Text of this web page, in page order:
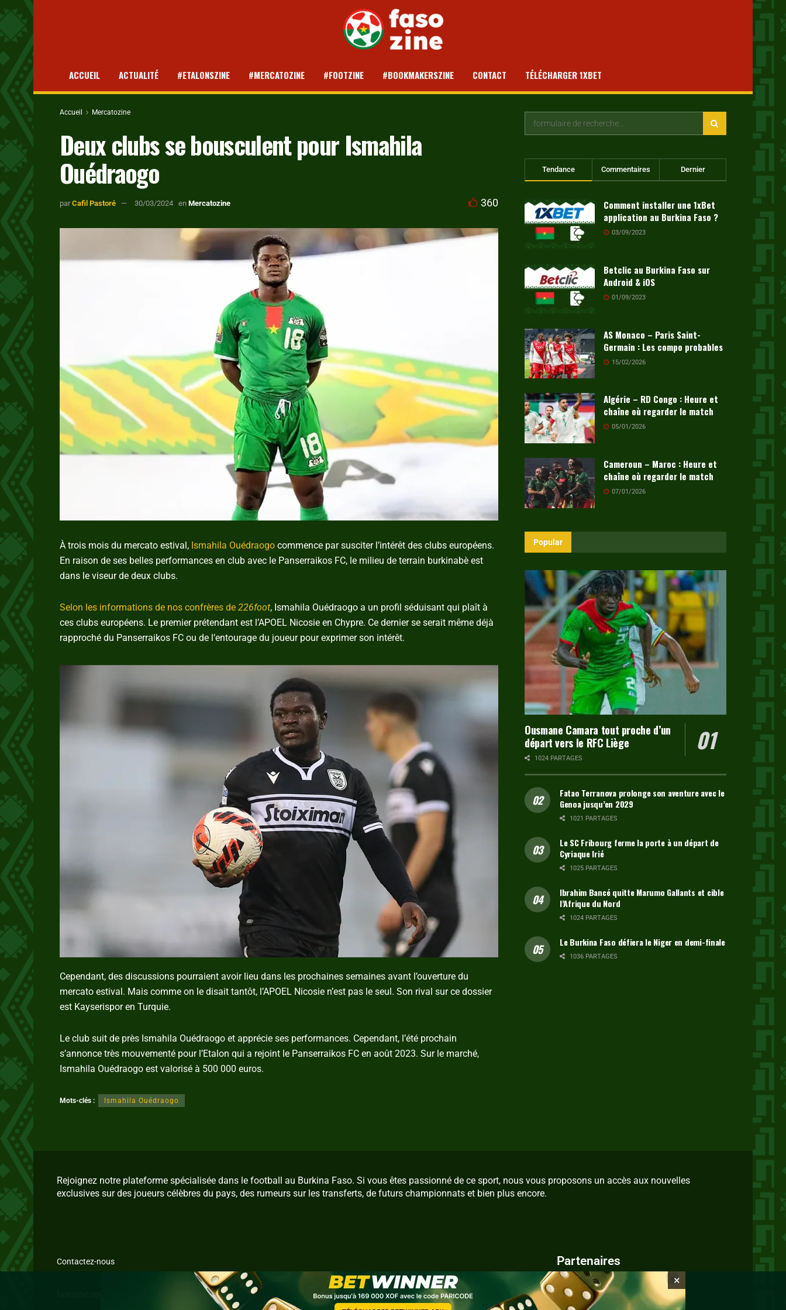
ACCUEIL ACTUALITÉ #ETALONSZINE #MERCATOZINE #FOOTZINE #BOOKMAKERSZINE CONTACT TÉLÉCHARGER 1XBET
Accueil Mercatozine
Deux clubs se bousculent pour Ismahila
Ouédraogo
par Cafil Pastoré 30/03/2024 en Mercatozine 360
À trois mois du mercato estival, Ismahila Ouédraogo commence par susciter l’intérêt des clubs européens.
En raison de ses belles performances en club avec le Panserraikos FC, le milieu de terrain burkinabè est
dans le viseur de deux clubs.
Selon les informations de nos confrères de 226foot, Ismahila Ouédraogo a un profil séduisant qui plaît à
ces clubs européens. Le premier prétendant est l’APOEL Nicosie en Chypre. Ce dernier se serait même déjà
rapproché du Panserraikos FC ou de l’entourage du joueur pour exprimer son intérêt.
Cependant, des discussions pourraient avoir lieu dans les prochaines semaines avant l’ouverture du
mercato estival. Mais comme on le disait tantôt, l’APOEL Nicosie n’est pas le seul. Son rival sur ce dossier
est Kayserispor en Turquie.
Le club suit de près Ismahila Ouédraogo et apprécie ses performances. Cependant, l’été prochain
s’annonce très mouvementé pour l’Etalon qui a rejoint le Panserraikos FC en août 2023. Sur le marché,
Ismahila Ouédraogo est valorisé à 500 000 euros.
Mots-clés : Ismahila Ouédraogo
Tendance Commentaires Dernier
Comment installer une 1xBet
application au Burkina Faso ?
03/09/2023
Betclic au Burkina Faso sur
Android & iOS
01/09/2023
AS Monaco – Paris Saint-
Germain : Les compo probables
15/02/2026
Algérie – RD Congo : Heure et
chaîne où regarder le match
05/01/2026
Cameroun – Maroc : Heure et
chaîne où regarder le match
07/01/2026
Popular
Ousmane Camara tout proche d’un
départ vers le RFC Liège
1024 PARTAGES
Fatao Terranova prolonge son aventure avec le
Genoa jusqu’en 2029
1021 PARTAGES
Le SC Fribourg ferme la porte à un départ de
Cyriaque Irié
1025 PARTAGES
Ibrahim Bancé quitte Marumo Gallants et cible
l’Afrique du Nord
1024 PARTAGES
Le Burkina Faso défiera le Niger en demi-finale
1036 PARTAGES
Rejoignez notre plateforme spécialisée dans le football au Burkina Faso. Si vous êtes passionné de ce sport, nous vous proposons un accès aux nouvelles
exclusives sur des joueurs célèbres du pays, des rumeurs sur les transferts, de futurs championnats et bien plus encore.
Contactez-nous Partenaires
IvoireZine.com ×